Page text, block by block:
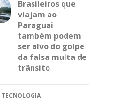
Brasileiros que
viajam ao
Paraguai
também podem
ser alvo do golpe
da falsa multa de
trânsito